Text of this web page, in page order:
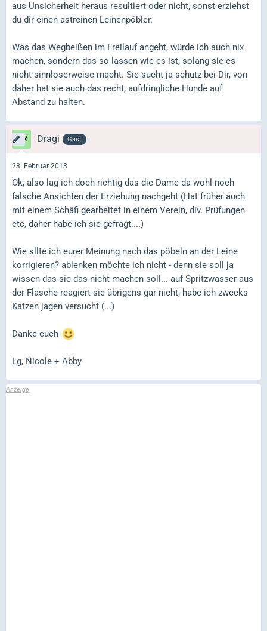
aus Unsicherheit heraus resultiert oder nicht, sonst erziehst
du dir einen astreinen Leinenpöbler.
Was das Wegbeißen im Freilauf angeht, würde ich auch nix
machen, sondern das so lassen wie es ist, solang sie es
nicht sinnloserweise macht. Sie sucht ja schutz bei Dir, von
daher hat sie auch das recht, aufdringliche Hunde auf
Abstand zu halten.
Dragi Gast
23. Februar 2013
Ok, also lag ich doch richtig das die Dame da wohl noch
falsche Ansichten der Erziehung nachgeht (Hat früher auch
mit einem Schäfi gearbeitet in einem Verein, div. Prüfungen
etc, daher habe ich sie gefragt....)
Wie sllte ich eurer Meinung nach das pöbeln an der Leine
korrigieren? ablenken möchte ich nicht - denn sie soll ja
wissen das sie das nicht machen soll... auf Spritzwasser aus
der Flasche reagiert sie übrigens gar nicht, habe ich zwecks
Katzen jagen versucht (...)
Danke euch
Lg, Nicole + Abby